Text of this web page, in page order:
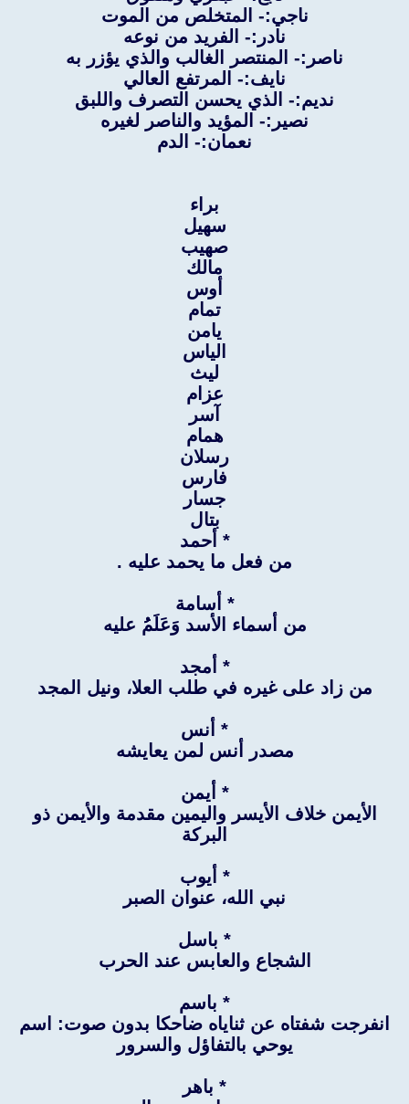
ناجي:- المتخلص من الموت
نادر:- الفريد من نوعه
ناصر:- المنتصر الغالب والذي يؤزر به
نايف:- المرتفع العالي
نديم:- الذي يحسن التصرف واللبق
نصير:- المؤيد والناصر لغيره
نعمان:- الدم
براء
سهيل
صهيب
مالك
أوس
تمام
يامن
الياس
ليث
عزام
آسر
همام
رسلان
فارس
جسار
بتال
* أحمد
من فعل ما يحمد عليه .
* أسامة
من أسماء الأسد وَعَلَمُُ عليه
* أمجد
من زاد على غيره في طلب العلا، ونيل المجد
* أنس
مصدر أنس لمن يعايشه
* أيمن
الأيمن خلاف الأيسر واليمين مقدمة والأيمن ذو
البركة
* أيوب
نبي الله، عنوان الصبر
* باسل
الشجاع والعابس عند الحرب
* باسم
انفرجت شفتاه عن ثناياه ضاحكا بدون صوت: اسم
يوحي بالتفاؤل والسرور
* باهر